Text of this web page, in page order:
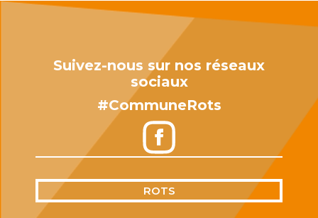
Suivez-nous sur nos réseaux
sociaux
#CommuneRots
ROTS